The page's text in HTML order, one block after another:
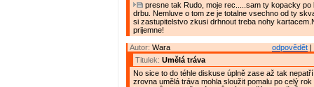
presne tak Rudo, moje rec.....sam ty kopacky po
drbu. Nemluve o tom ze je totalne vsechno od ty
si zastupitelstvo zkusi drhnout treba nohy
prijemne!
odpovědět |
Autor: Wara
Titulek: Umělá tráva
No sice to do téhle diskuse úplně zase až tak
zrovna umělá tráva mohla sloužit pomalu po celý rok